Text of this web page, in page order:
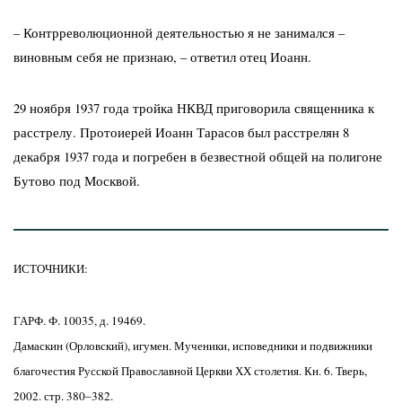
– Контрреволюционной деятельностью я не занимался –
виновным себя не признаю, – ответил отец Иоанн.
29 ноября 1937 года тройка НКВД приговорила священника к
расстрелу. Протоиерей Иоанн Тарасов был расстрелян 8
декабря 1937 года и погребен в безвестной общей на полигоне
Бутово под Москвой.
ИСТОЧНИКИ:
ГАРФ. Ф. 10035, д. 19469.
Дамаскин (Орловский), игумен. Мученики, исповедники и подвижники
благочестия Русской Православной Церкви ХХ столетия. Кн. 6. Тверь,
2002. стр. 380–382.